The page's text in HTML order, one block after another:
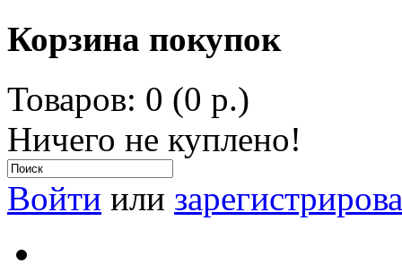
Корзина покупок
Товаров: 0 (0 р.)
Ничего не куплено!
Войти или